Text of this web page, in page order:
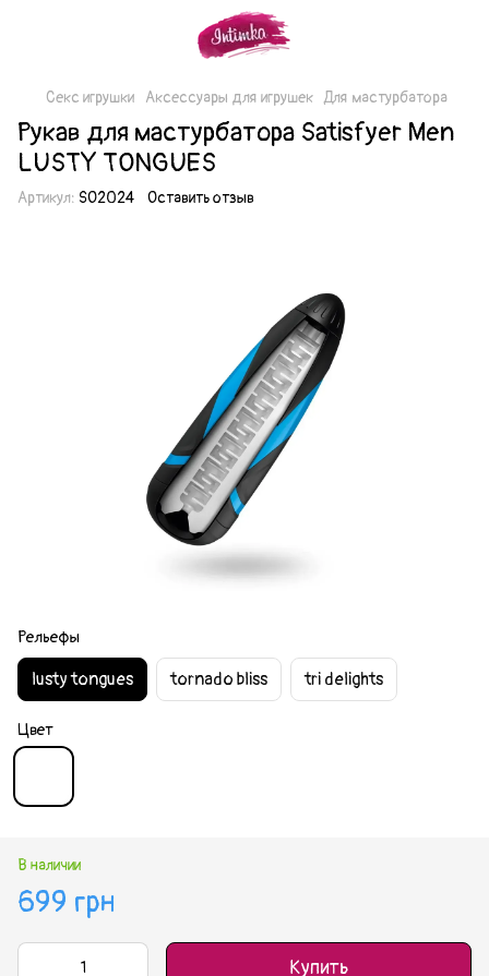
Секс игрушки Аксессуары для игрушек Для мастурбатора
Рукав для мастурбатора Satisfyer Men
LUSTY TONGUES
Артикул: SO2024 Оставить отзыв
Рельефы
lusty tongues tornado bliss tri delights
Цвет
В наличии
699 грн
Купить